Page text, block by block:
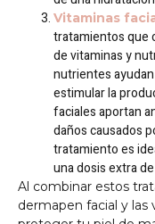
Vitaminas
tratamientos que
de vitaminas y
nutrientes
estimular la
faciales aportan
daños causados
tratamiento es
una dosis extra
Al combinar estos
dermapen facial y las